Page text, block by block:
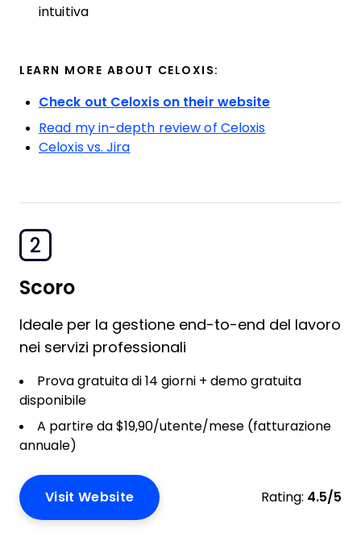
intuitiva
LEARN MORE ABOUT CELOXIS:
Check out Celoxis on their website
Read my in-depth review of Celoxis
Celoxis vs. Jira
2
Scoro
Ideale per la gestione end-to-end del lavoro
nei servizi professionali
Prova gratuita di 14 giorni + demo gratuita
disponibile
A partire da $19,90/utente/mese (fatturazione
annuale)
Visit Website Rating: 4.5/5